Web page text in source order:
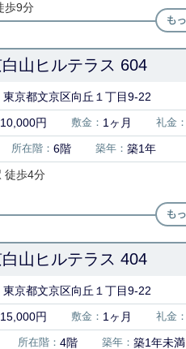
歩9分
山ヒルテラス 604
東京都文京区向丘１丁目9-22
10,000円 敷金： 1ヶ月 礼金：
所在階： 6階 築年： 築1年
徒歩4分
山ヒルテラス 404
東京都文京区向丘１丁目9-22
15,000円 敷金： 1ヶ月 礼金：
所在階： 4階 築年： 築1年未満